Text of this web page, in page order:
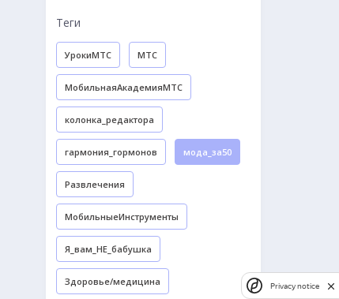
Теги
УрокиМТС МТС
МобильнаяАкадемияМТС
колонка_редактора
гармония_гормонов мода_за50
Развлечения
МобильныеИнструменты
Я_вам_НЕ_бабушка
Здоровье/медицина Privacy notice